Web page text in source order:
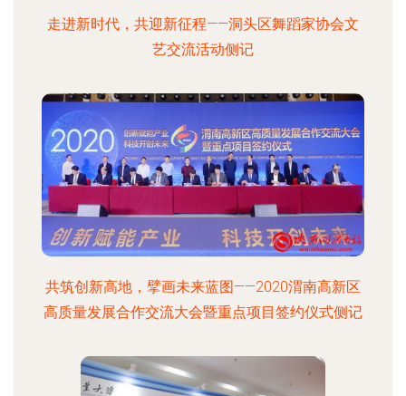
走进新时代，共迎新征程——洞头区舞蹈家协会文
艺交流活动侧记
共筑创新高地，擘画未来蓝图——2020渭南高新区
高质量发展合作交流大会暨重点项目签约仪式侧记